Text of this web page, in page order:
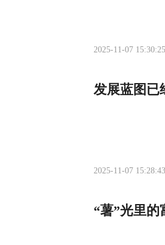
2025-11-07 15:30:25
发展蓝图已
2025-11-07 15:28:43
“薯”光里的